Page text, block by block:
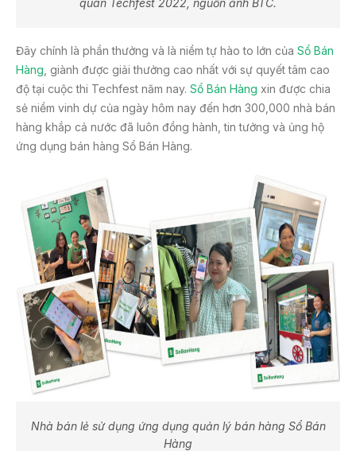
Đây chính là phần thưởng và là niềm tự hào to lớn của Sổ Bán
Hàng , giành được giải thưởng cao nhất với sự quyết tâm cao
độ tại cuộc thi Techfest năm nay. Sổ Bán Hàng xin được chia
sẻ niềm vinh dự của ngày hôm nay đến hơn 300,000 nhà bán
hàng khắp cả nước đã luôn đồng hành, tin tưởng và ủng hộ
ứng dụng bán hàng Sổ Bán Hàng.
Nhà bán lẻ sử dụng ứng dụng quản lý bán hàng Sổ Bán
Hàng